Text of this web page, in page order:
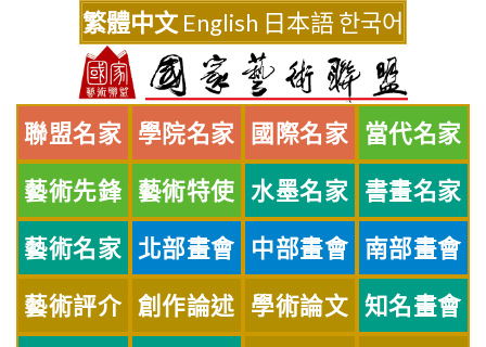
繁體中文 English 日本語한국어
聯盟名家 學院名家 國際名家 當代名家
藝術先鋒 藝術特使 水墨名家 書畫名家
藝術名家 北部畫會 中部畫會 南部畫會
藝術評介 創作論述 學術論文 知名畫會